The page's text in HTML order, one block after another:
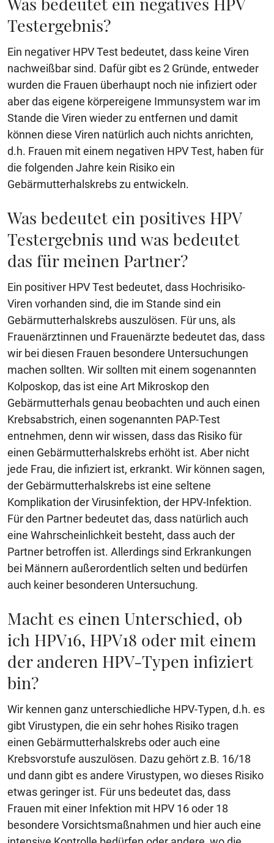
Testergebnis?
Ein negativer HPV Test bedeutet, dass keine Viren
nachweißbar sind. Dafür gibt es 2 Gründe, entweder
wurden die Frauen überhaupt noch nie infiziert oder
aber das eigene körpereigene Immunsystem war im
Stande die Viren wieder zu entfernen und damit
können diese Viren natürlich auch nichts anrichten,
d.h. Frauen mit einem negativen HPV Test, haben für
die folgenden Jahre kein Risiko ein
Gebärmutterhalskrebs zu entwickeln.
Was bedeutet ein positives HPV
Testergebnis und was bedeutet
das für meinen Partner?
Ein positiver HPV Test bedeutet, dass Hochrisiko-
Viren vorhanden sind, die im Stande sind ein
Gebärmutterhalskrebs auszulösen. Für uns, als
Frauenärztinnen und Frauenärzte bedeutet das, dass
wir bei diesen Frauen besondere Untersuchungen
machen sollten. Wir sollten mit einem sogenannten
Kolposkop, das ist eine Art Mikroskop den
Gebärmutterhals genau beobachten und auch einen
Krebsabstrich, einen sogenannten PAP-Test
entnehmen, denn wir wissen, dass das Risiko für
einen Gebärmutterhalskrebs erhöht ist. Aber nicht
jede Frau, die infiziert ist, erkrankt. Wir können sagen,
der Gebärmutterhalskrebs ist eine seltene
Komplikation der Virusinfektion, der HPV-Infektion.
Für den Partner bedeutet das, dass natürlich auch
eine Wahrscheinlichkeit besteht, dass auch der
Partner betroffen ist. Allerdings sind Erkrankungen
bei Männern außerordentlich selten und bedürfen
auch keiner besonderen Untersuchung.
Macht es einen Unterschied, ob
ich HPV16, HPV18 oder mit einem
der anderen HPV-Typen infiziert
bin?
Wir kennen ganz unterschiedliche HPV-Typen, d.h. es
gibt Virustypen, die ein sehr hohes Risiko tragen
einen Gebärmutterhalskrebs oder auch eine
Krebsvorstufe auszulösen. Dazu gehört z.B. 16/18
und dann gibt es andere Virustypen, wo dieses Risiko
etwas geringer ist. Für uns bedeutet das, dass
Frauen mit einer Infektion mit HPV 16 oder 18
besondere Vorsichtsmaßnahmen und hier auch eine